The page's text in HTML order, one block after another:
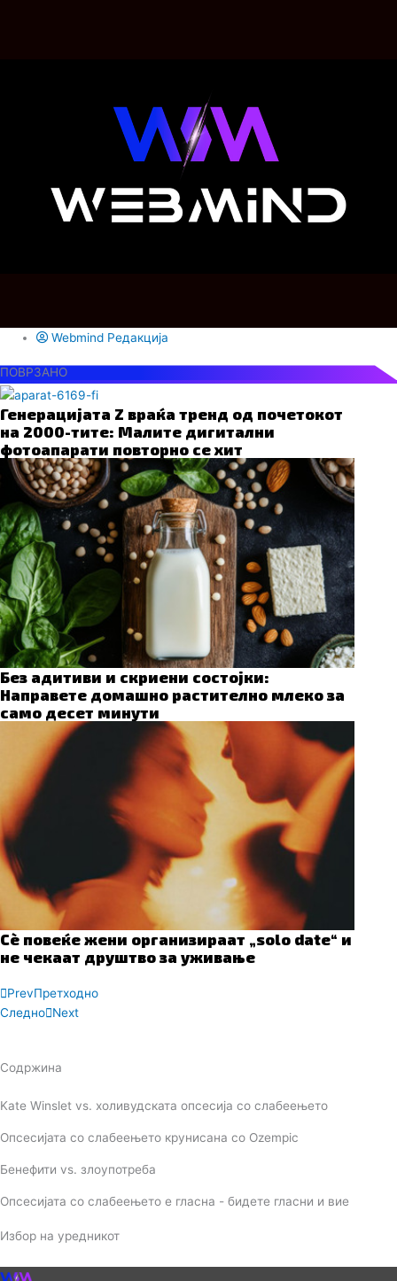
Webmind Редакција
ПОВРЗАНО
Генерацијата Z враќа тренд од почетокот
на 2000-тите: Малите дигитални
фотоапарати повторно се хит
Без адитиви и скриени состојки:
Направете домашно растително млеко за
само десет минути
Сè повеќе жени организираат „solo date“ и
не чекаат друштво за уживање
PrevПретходно
Следно Next
Содржина
Kate Winslet vs. холивудската опсесија со слабеењето
Опсесијата со слабеењето крунисана со Ozempic
Бенефити vs. злоупотреба
Опсесијата со слабеењето е гласна - бидете гласни и вие
Избор на уредникот